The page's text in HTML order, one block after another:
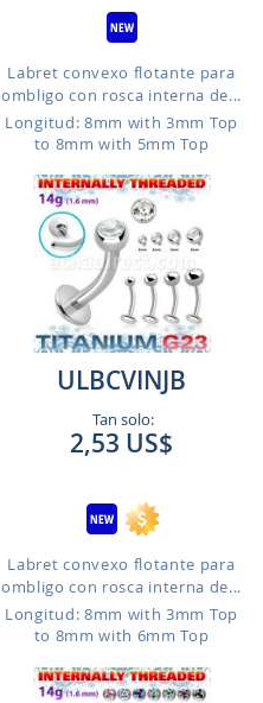
Labret convexo flotante para
ombligo con rosca interna de...
Longitud: 8mm with 3mm Top
to 8mm with 5mm Top
ULBCVINJB
Tan solo:
2,53 US$
Labret convexo flotante para
ombligo con rosca interna de...
Longitud: 8mm with 3mm Top
to 8mm with 6mm Top